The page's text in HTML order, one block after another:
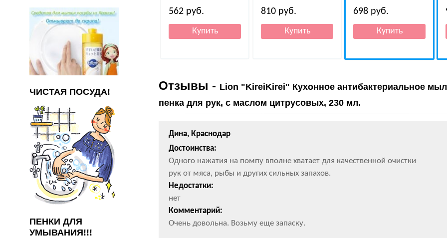
ЧИСТАЯ ПОСУДА!
ПЕНКИ ДЛЯ
УМЫВАНИЯ!!!
562 руб. 810 руб. 698 руб.
Отзывы - Lion "KireiKirei" Кухонное антибактериальное
пенка для рук, с маслом цитрусовых, 230 мл.
Дина, Краснодар
Достоинства:
Одного нажатия на помпу вполне хватает для качественной очистки
рук от мяса, рыбы и других сильных запахов.
Недостатки:
нет
Комментарий:
Очень довольна. Возьму еще запаску.